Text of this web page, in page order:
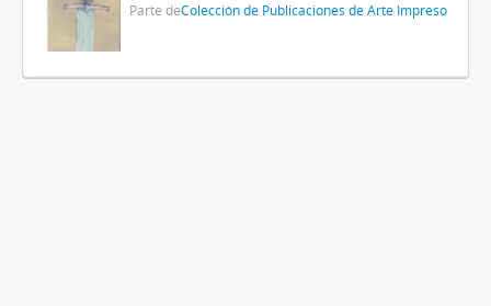
Parte deColección de Publicaciones de Arte Impreso